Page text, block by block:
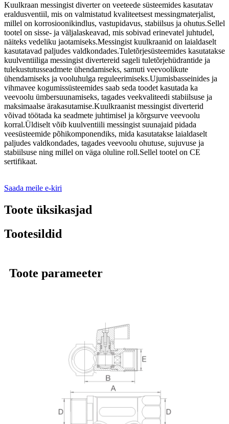
Kuulkraan messingist diverter on veeteede süsteemides kasutatav
eraldusventiil, mis on valmistatud kvaliteetsest messingmaterjalist,
millel on korrosioonikindlus, vastupidavus, stabiilsus ja ohutus.Sellel
tootel on sisse- ja väljalaskeavad, mis sobivad erinevatel juhtudel,
näiteks vedeliku jaotamiseks.Messingist kuulkraanid on laialdaselt
kasutatavad paljudes valdkondades.Tuletõrjesüsteemides kasutatakse
kuulventiiliga messingist divertereid sageli tuletõrjehüdrantide ja
tulekustutusseadmete ühendamiseks, samuti veevoolikute
ühendamiseks ja vooluhulga reguleerimiseks.Ujumisbasseinides ja
vihmavee kogumissüsteemides saab seda toodet kasutada ka
veevoolu ümbersuunamiseks, tagades veekvaliteedi stabiilsuse ja
maksimaalse ärakasutamise.Kuulkraanist messingist diverterid
võivad töötada ka seadmete juhtimisel ja kõrgsurve veevoolu
korral.Üldiselt võib kuulventiili messingist suunajaid pidada
veesüsteemide põhikomponendiks, mida kasutatakse laialdaselt
paljudes valdkondades, tagades veevoolu ohutuse, sujuvuse ja
stabiilsuse ning millel on väga oluline roll.Sellel tootel on CE
sertifikaat.
Saada meile e-kiri
Toote üksikasjad
Tootesildid
Toote parameeter